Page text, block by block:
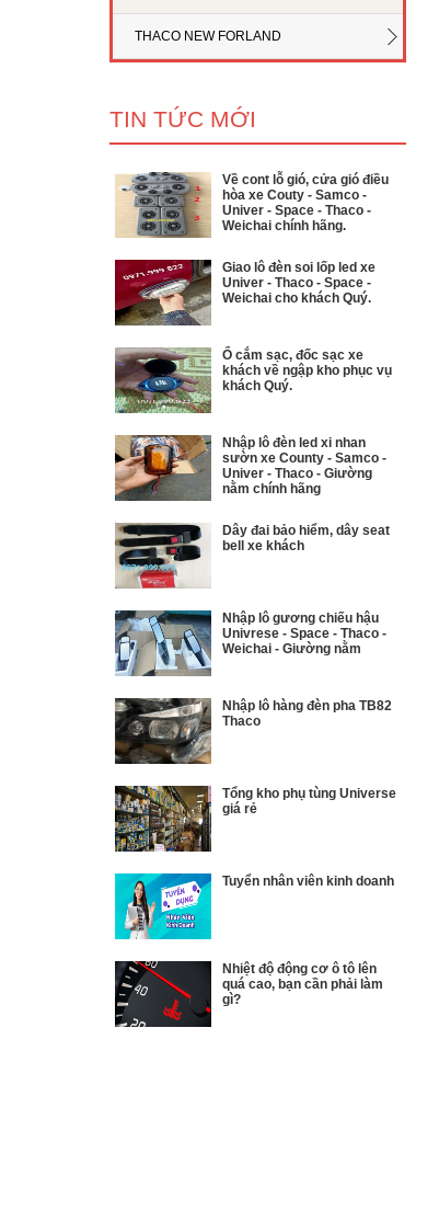
THACO NEW FORLAND
TIN TỨC MỚI
Về cont lỗ gió, cửa gió điều
hòa xe Couty - Samco -
Univer - Space - Thaco -
Weichai chính hãng.
Giao lô đèn soi lốp led xe
Univer - Thaco - Space -
Weichai cho khách Quý.
Ổ cắm sạc, đốc sạc xe
khách về ngập kho phục vụ
khách Quý.
Nhập lô đèn led xi nhan
sườn xe County - Samco -
Univer - Thaco - Giường
nằm chính hãng
Dây đai bảo hiểm, dây seat
bell xe khách
Nhập lô gương chiếu hậu
Univrese - Space - Thaco -
Weichai - Giường nằm
Nhập lô hàng đèn pha TB82
Thaco
Tổng kho phụ tùng Universe
giá rẻ
Tuyển nhân viên kinh doanh
Nhiệt độ động cơ ô tô lên
quá cao, bạn cần phải làm
gì?